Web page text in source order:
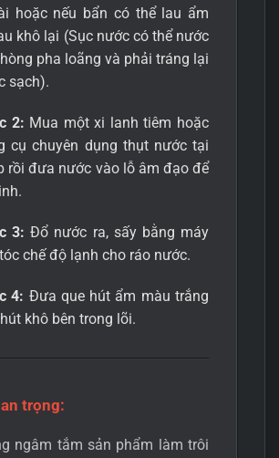
hoặc nếu bẩn có thể lau ẩm
khô lại (Sục nước có thể nước
pha loãng và phải tráng lại
sạch).
2: Mua một xi lanh tiêm hoặc
cụ chuyên dụng thụt nước tại
rồi đưa nước vào lỗ âm đạo để
3: Đổ nước ra, sấy bằng máy
chế độ lạnh cho ráo nước.
4: Đưa que hút ẩm màu trắng
khô bên trong lõi.
trọng:
ngâm tắm sản phẩm làm trôi